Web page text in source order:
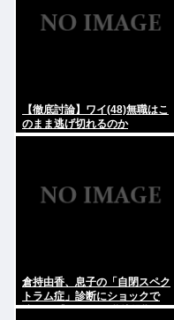
【徹底討論】ワイ(48)無職はこ
のまま逃げ切れるのか
倉持由香、息子の「自閉スペク
トラム症」診断にショックで
涙… 見逃していた乳幼児期のサ